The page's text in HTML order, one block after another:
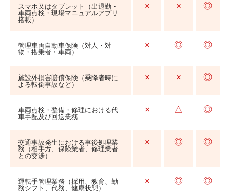
スマホ又はタブレット（出退勤・
車両点検・現場マニュアルアプリ
搭載）
× × ◎
管理車両自動車保険（対人・対
物・搭乗者・車両）
× ◎ ◎
施設外損害賠償保険（乗降者時に
よる転倒事故など）
× × ◎
車両点検・整備・修理における代
車手配及び回送業務
× △ ◎
交通事故発生における事後処理業
務（相手方、保険業者、修理業者
との交渉）
× ◎ ◎
運転手管理業務（採用、教育、勤
務シフト、代務、健康状態）
× ◎ ◎